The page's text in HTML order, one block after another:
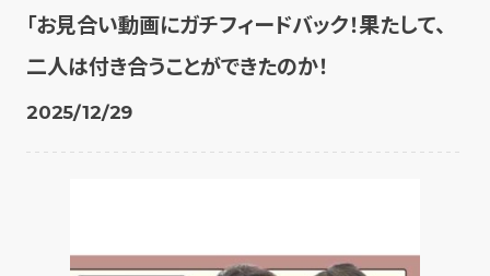
「お見合い動画にガチフィードバック！果たして、
二人は付き合うことができたのか！
2025/12/29